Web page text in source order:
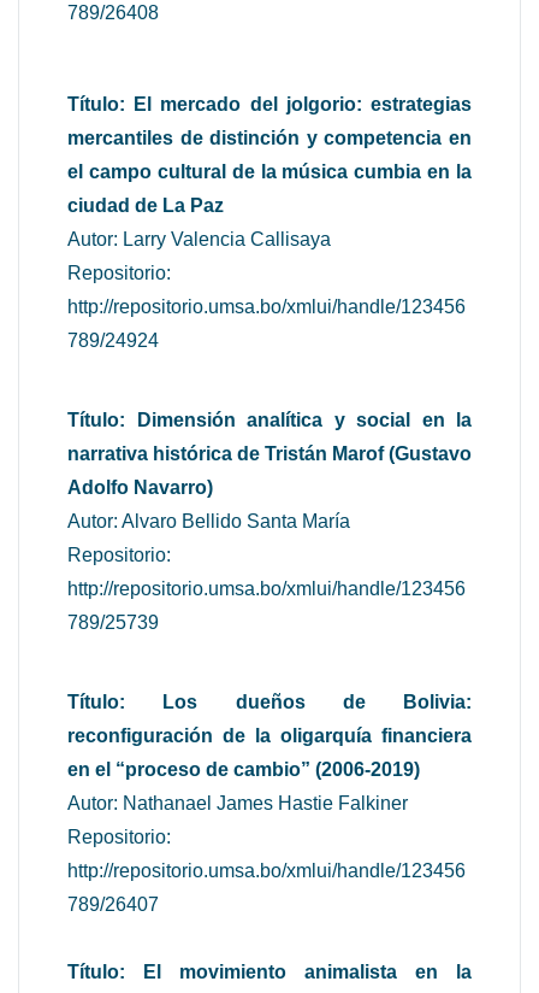
789/26408
Título: El mercado del jolgorio: estrategias
mercantiles de distinción y competencia en
el campo cultural de la música cumbia en la
ciudad de La Paz
Autor: Larry Valencia Callisaya
Repositorio:
http://repositorio.umsa.bo/xmlui/handle/123456
789/24924
Título: Dimensión analítica y social en la
narrativa histórica de Tristán Marof (Gustavo
Adolfo Navarro)
Autor: Alvaro Bellido Santa María
Repositorio:
http://repositorio.umsa.bo/xmlui/handle/123456
789/25739
Título: Los dueños de Bolivia:
reconfiguración de la oligarquía financiera
en el “proceso de cambio” (2006-2019)
Autor: Nathanael James Hastie Falkiner
Repositorio:
http://repositorio.umsa.bo/xmlui/handle/123456
789/26407
Título: El movimiento animalista en la